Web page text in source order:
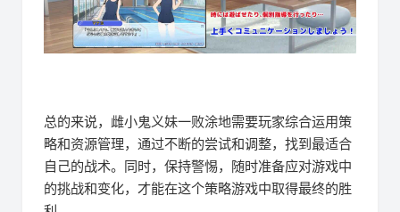
总的来说，雌小鬼义妹一败涂地需要玩家综合运用策
略和资源管理，通过不断的尝试和调整，找到最适合
自己的战术。同时，保持警惕，随时准备应对游戏中
的挑战和变化，才能在这个策略游戏中取得最终的胜